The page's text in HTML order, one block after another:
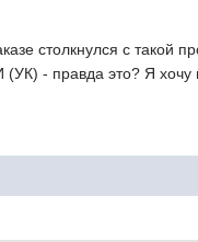
столкнулся с такой
- правда это? Я хочу